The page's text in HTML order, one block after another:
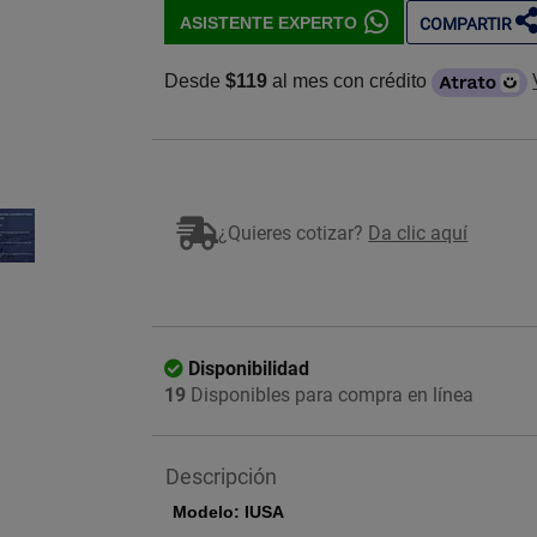
ASISTENTE EXPERTO COMPARTIR
Desde$119 al mes con crédito
¿Quieres cotizar? Da clic aquí
Disponibilidad
19 Disponibles para compra en línea
Descripción
Modelo: IUSA